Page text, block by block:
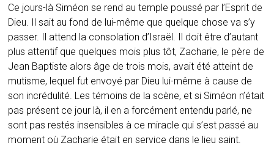
Ce jours-là Siméon se rend au temple poussé par l’Esprit de
Dieu. Il sait au fond de lui-même que quelque chose va s’y
passer. Il attend la consolation d’Israël. Il doit être d’autant
plus attentif que quelques mois plus tôt, Zacharie, le père de
Jean Baptiste alors âge de trois mois, avait été atteint de
mutisme, lequel fut envoyé par Dieu lui-même à cause de
son incrédulité. Les témoins de la scène, et si Siméon n’était
pas présent ce jour là, il en a forcément entendu parlé, ne
sont pas restés insensibles à ce miracle qui s’est passé au
moment où Zacharie était en service dans le lieu saint.